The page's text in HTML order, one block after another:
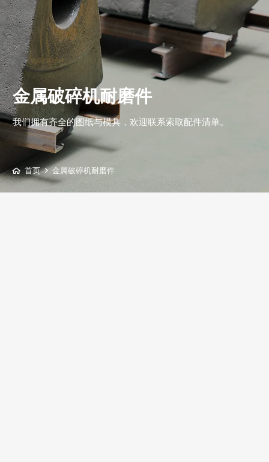
金属破碎机耐磨件
我们拥有齐全的图纸与模具，欢迎联系索取配件清单。
首页 金属破碎机耐磨件